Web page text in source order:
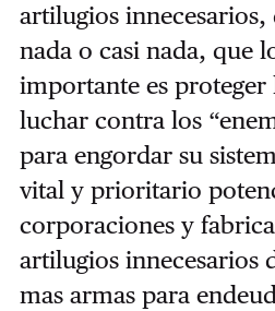
artilugios innecesarios,
nada o casi nada, que
importante es proteger
luchar contra los
para engordar su
vital y prioritario
corporaciones y
artilugios innecesarios
mas armas para